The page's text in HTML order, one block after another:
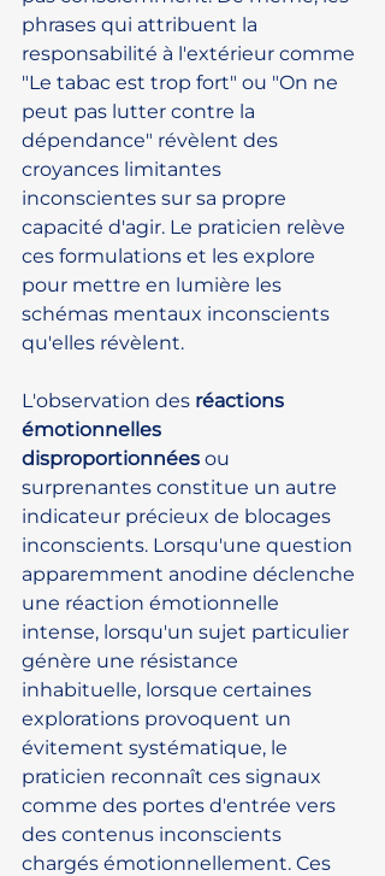
phrases qui attribuent la
responsabilité à l'extérieur comme
"Le tabac est trop fort" ou "On ne
peut pas lutter contre la
dépendance" révèlent des
croyances limitantes
inconscientes sur sa propre
capacité d'agir. Le praticien relève
ces formulations et les explore
pour mettre en lumière les
schémas mentaux inconscients
qu'elles révèlent.
L'observation des réactions
émotionnelles
disproportionnées ou
surprenantes constitue un autre
indicateur précieux de blocages
inconscients. Lorsqu'une question
apparemment anodine déclenche
une réaction émotionnelle
intense, lorsqu'un sujet particulier
génère une résistance
inhabituelle, lorsque certaines
explorations provoquent un
évitement systématique, le
praticien reconnaît ces signaux
comme des portes d'entrée vers
des contenus inconscients
chargés émotionnellement. Ces